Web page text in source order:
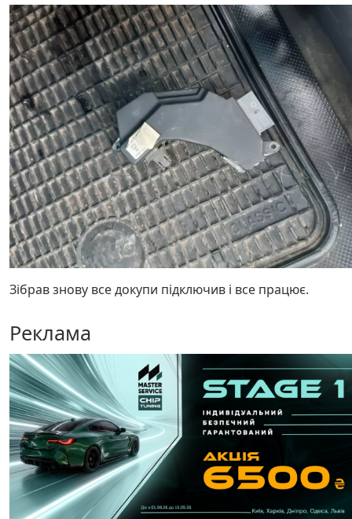
Зібрав знову все докупи підключив і все працює.
Реклама